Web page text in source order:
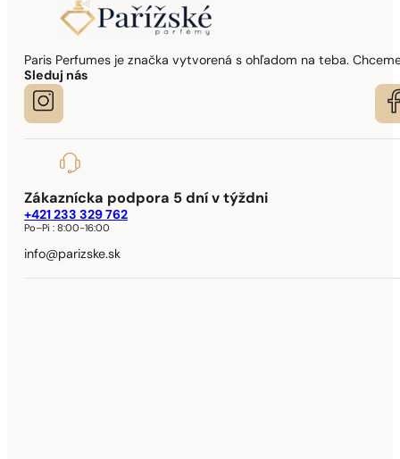
Paris Perfumes je značka vytvorená s ohľadom na teba.
Sleduj nás
Zákaznícka podpora 5 dní v týždni
+421 233 329 762
Po–Pi :8:00-16:00
info@parizske.sk